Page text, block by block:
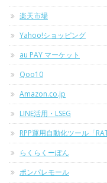
楽天市場
Yahoo!ショッピング
au PAY マーケット
Qoo10
Amazon.co.jp
LINE活用・LSEG
RPP運用自動化ツール「RAT
らくらくーぽん
ポンパレモール